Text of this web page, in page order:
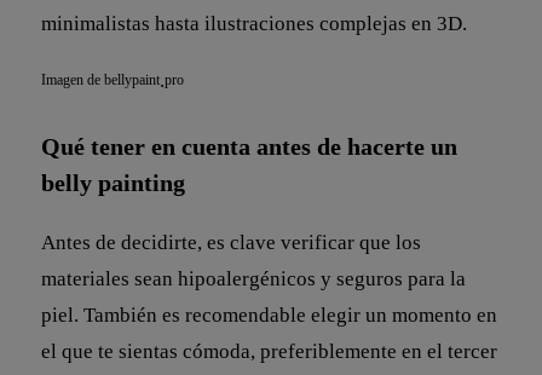
minimalistas hasta ilustraciones complejas en 3D.
Imagen de bellypaint.pro
Qué tener en cuenta antes de hacerte un
belly painting
Antes de decidirte, es clave verificar que los
materiales sean hipoalergénicos y seguros para la
piel. También es recomendable elegir un momento en
el que te sientas cómoda, preferiblemente en el tercer